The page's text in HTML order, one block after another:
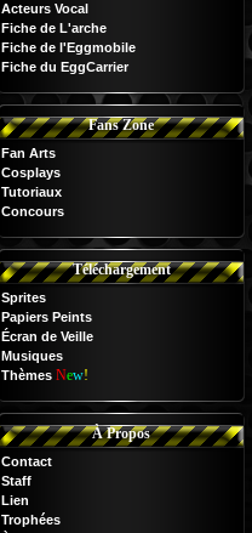
Acteurs Vocal
Fiche de L'arche
Fiche de l'Eggmobile
Fiche du EggCarrier
Fans Zone
Fan Arts
Cosplays
Tutoriaux
Concours
Téléchargement
Sprites
Papiers Peints
Écran de Veille
Musiques
Thèmes New!
À Propos
Contact
Staff
Lien
Trophées